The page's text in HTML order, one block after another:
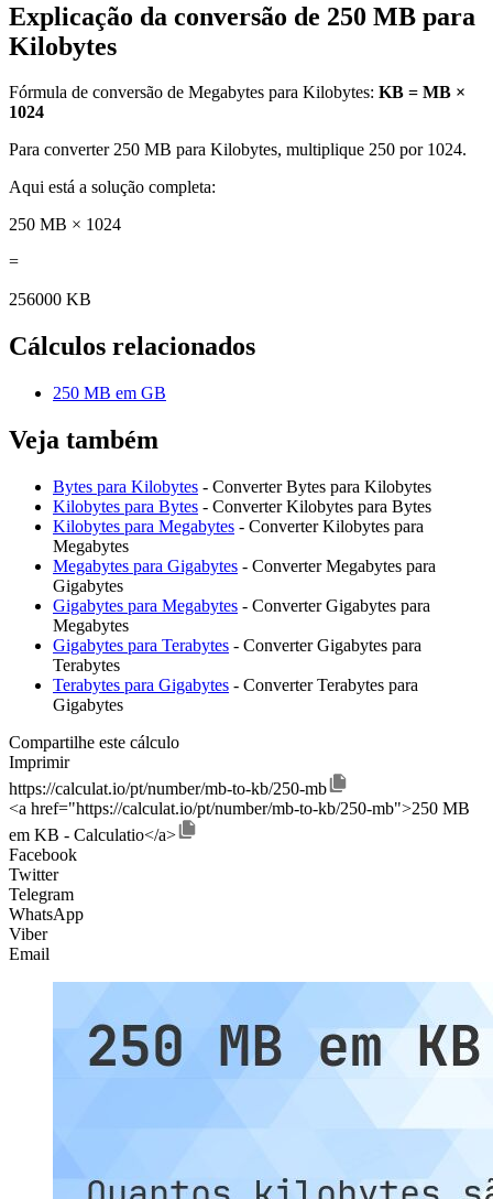
Explicação da conversão de 250 MB para
Kilobytes
Fórmula de conversão de Megabytes para Kilobytes: KB = MB ×
1024
Para converter 250 MB para Kilobytes, multiplique 250 por 1024.
Aqui está a solução completa:
250 MB × 1024
=
256000 KB
Cálculos relacionados
250 MB em GB
Veja também
Bytes para Kilobytes - Converter Bytes para Kilobytes
Kilobytes para Bytes - Converter Kilobytes para Bytes
Kilobytes para Megabytes - Converter Kilobytes para
Megabytes
Megabytes para Gigabytes - Converter Megabytes para
Gigabytes
Gigabytes para Megabytes - Converter Gigabytes para
Megabytes
Gigabytes para Terabytes - Converter Gigabytes para
Terabytes
Terabytes para Gigabytes - Converter Terabytes para
Gigabytes
Compartilhe este cálculo
Imprimir
https://calculat.io/pt/number/mb-to-kb/250-mb
<a href="https://calculat.io/pt/number/mb-to-kb/250-mb">250 MB
em KB - Calculatio</a>
Facebook
Twitter
Telegram
WhatsApp
Viber
Email